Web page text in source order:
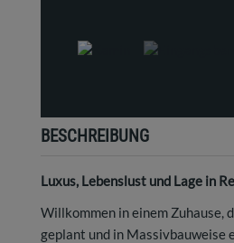
BESCHREIBUNG
Luxus, Lebenslust und Lage in
Willkommen in einem Zuhause,
geplant und in